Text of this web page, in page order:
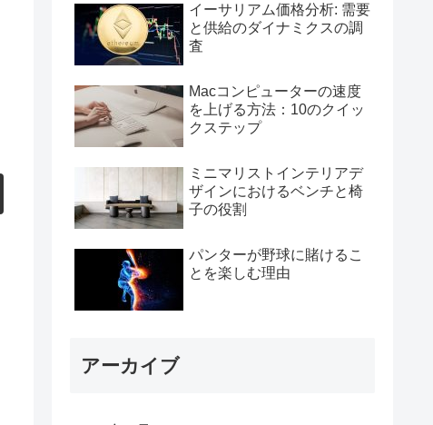
イーサリアム価格分析: 需要
と供給のダイナミクスの調
査
Macコンピューターの速度
を上げる方法：10のクイッ
クステップ
ミニマリストインテリアデ
ザインにおけるベンチと椅
子の役割
パンターが野球に賭けるこ
とを楽しむ理由
アーカイブ